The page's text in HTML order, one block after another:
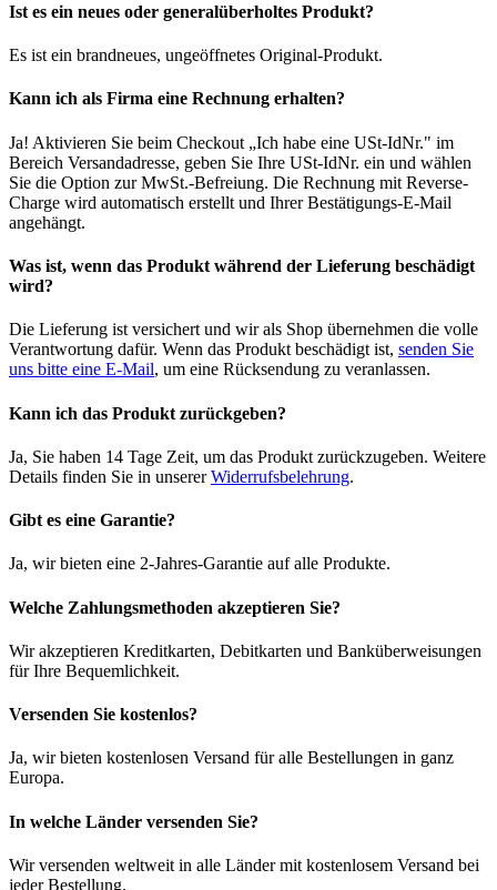
Ist es ein neues oder generalüberholtes Produkt?
Es ist ein brandneues, ungeöffnetes Original-Produkt.
Kann ich als Firma eine Rechnung erhalten?
Ja! Aktivieren Sie beim Checkout „Ich habe eine USt-IdNr." im
Bereich Versandadresse, geben Sie Ihre USt-IdNr. ein und wählen
Sie die Option zur MwSt.-Befreiung. Die Rechnung mit Reverse-
Charge wird automatisch erstellt und Ihrer Bestätigungs-E-Mail
angehängt.
Was ist, wenn das Produkt während der Lieferung beschädigt
wird?
Die Lieferung ist versichert und wir als Shop übernehmen die volle
Verantwortung dafür. Wenn das Produkt beschädigt ist, senden Sie
uns bitte eine E-Mail, um eine Rücksendung zu veranlassen.
Kann ich das Produkt zurückgeben?
Ja, Sie haben 14 Tage Zeit, um das Produkt zurückzugeben. Weitere
Details finden Sie in unsererWiderrufsbelehrung.
Gibt es eine Garantie?
Ja, wir bieten eine 2-Jahres-Garantie auf alle Produkte.
Welche Zahlungsmethoden akzeptieren Sie?
Wir akzeptieren Kreditkarten, Debitkarten und Banküberweisungen
für Ihre Bequemlichkeit.
Versenden Sie kostenlos?
Ja, wir bieten kostenlosen Versand für alle Bestellungen in ganz
Europa.
In welche Länder versenden Sie?
Wir versenden weltweit in alle Länder mit kostenlosem Versand bei
jeder Bestellung.